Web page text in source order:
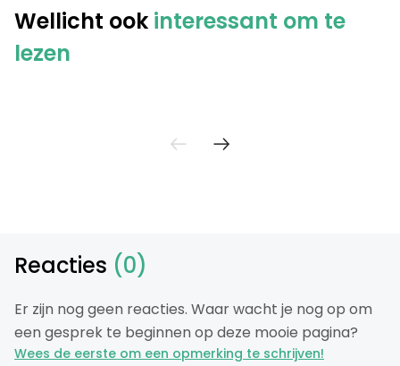
Wellicht ook interessant om te
lezen
Reacties (0)
Er zijn nog geen reacties. Waar wacht je nog op om
een gesprek te beginnen op deze mooie pagina?
Wees de eerste om een opmerking te schrijven!